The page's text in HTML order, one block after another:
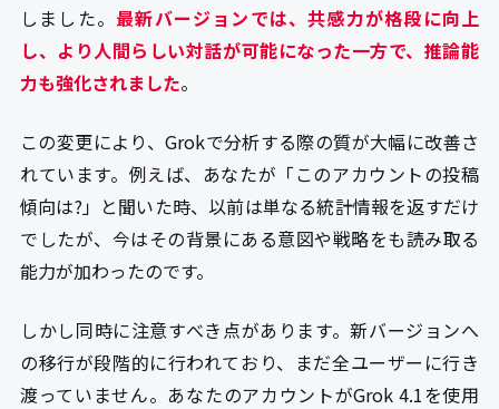
しました。 最新バージョンでは、共感力が格段に向上
し、より人間らしい対話が可能になった一方で、推論能
力も強化されました。
この変更により、Grokで分析する際の質が大幅に改善さ
れています。例えば、あなたが「このアカウントの投稿
傾向は?」と聞いた時、以前は単なる統計情報を返すだけ
でしたが、今はその背景にある意図や戦略をも読み取る
能力が加わったのです。
しかし同時に注意すべき点があります。新バージョンへ
の移行が段階的に行われており、まだ全ユーザーに行き
渡っていません。あなたのアカウントがGrok 4.1を使用